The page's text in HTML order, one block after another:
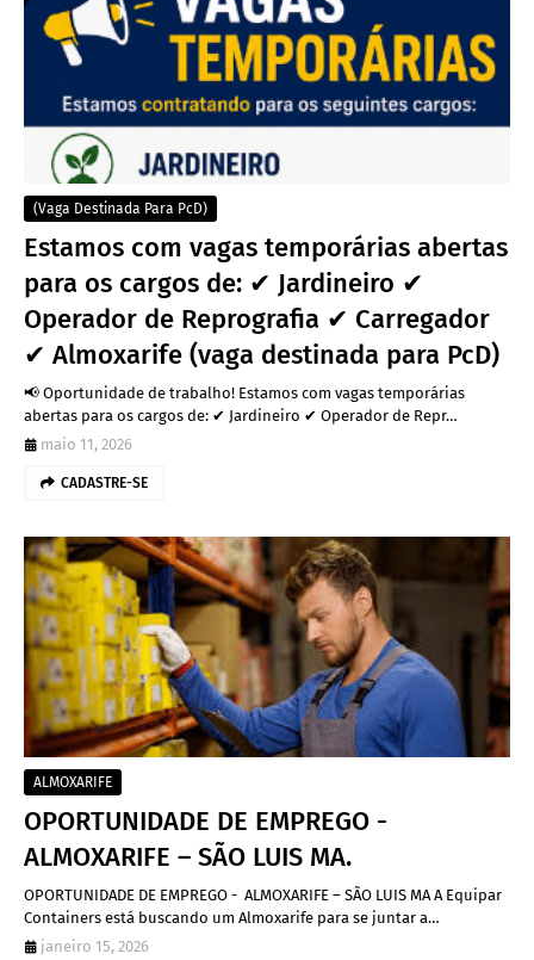
(vaga Destinada Para PcD)
Estamos com vagas temporárias abertas
para os cargos de: ✔ Jardineiro ✔
Operador de Reprografia ✔ Carregador
✔ Almoxarife (vaga destinada para PcD)
📢 Oportunidade de trabalho! Estamos com vagas temporárias
abertas para os cargos de: ✔ Jardineiro ✔ Operador de Repr…
maio 11, 2026
CADASTRE-SE
ALMOXARIFE
OPORTUNIDADE DE EMPREGO -
ALMOXARIFE – SÃO LUIS MA.
OPORTUNIDADE DE EMPREGO - ALMOXARIFE – SÃO LUIS MA A Equipar
Containers está buscando um Almoxarife para se juntar a…
janeiro 15, 2026